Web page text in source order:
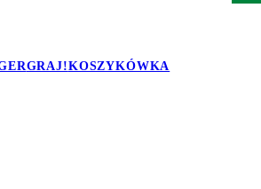
GRAJ!KOSZYKÓWKA